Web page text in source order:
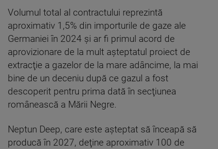
Volumul total al contractului reprezintă
aproximativ 1,5% din importurile de gaze ale
Germaniei în 2024 şi ar fi primul acord de
aprovizionare de la mult aşteptatul proiect de
extracţie a gazelor de la mare adâncime, la mai
bine de un deceniu după ce gazul a fost
descoperit pentru prima dată în secţiunea
românească a Mării Negre.
Neptun Deep, care este aşteptat să înceapă să
producă în 2027, deţine aproximativ 100 de